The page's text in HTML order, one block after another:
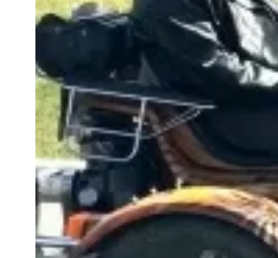
края
коррупции